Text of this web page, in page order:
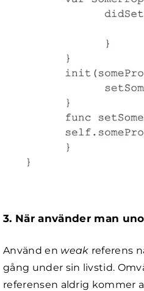
3. När använder man
Använd en weak referens
gång under sin livstid.
referensen aldrig kommer